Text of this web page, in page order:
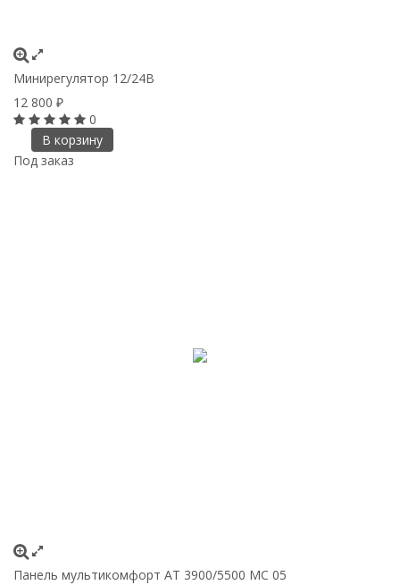
Минирегулятор 12/24В
12 800 ₽
0
В корзину
Под заказ
Панель мультикомфорт АТ 3900/5500 МС 05